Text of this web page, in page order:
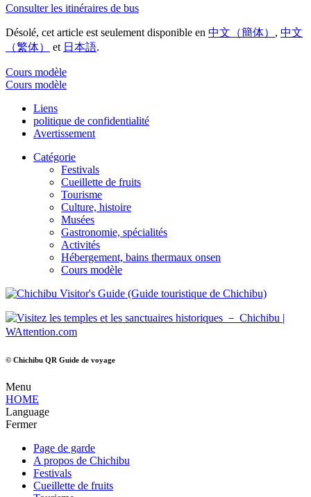
Consulter les itinéraires de bus
Désolé, cet article est seulement disponible en 中文（簡体） , 中文
（繁体）
et 日本語.
Cours modèle
Cours modèle
Liens
politique de confidentialité
Avertissement
Catégorie
Festivals
Cueillette de fruits
Tourisme
Culture, histoire
Musées
Gastronomie, spécialités
Activités
Hébergement, bains thermaux onsen
Cours modèle
© Chichibu QR Guide de voyage
Menu
HOME
Language
Fermer
Page de garde
A propos de Chichibu
Festivals
Cueillette de fruits